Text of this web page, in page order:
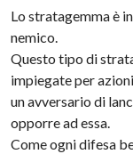
Lo stratagemma è
nemico.
Questo tipo di
impiegate per
un avversario di
opporre ad essa.
Come ogni difesa